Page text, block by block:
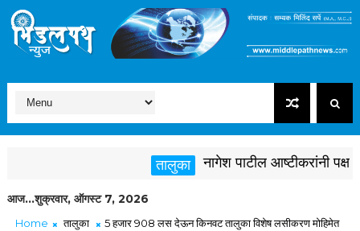
तालुका नागेश पाटील आष्टीकरांनी
आज...शुक्रवार, ऑगस्ट 7, 2026
Home तालुका
5 हजार 908 लस देऊन किनवट तालुका विशेष लसीकरण मोहिमेत